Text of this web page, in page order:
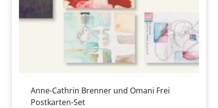
Anne-Cathrin Brenner und Omani Frei
Postkarten-Set